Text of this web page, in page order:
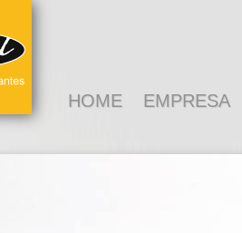
HOME EMPRESA